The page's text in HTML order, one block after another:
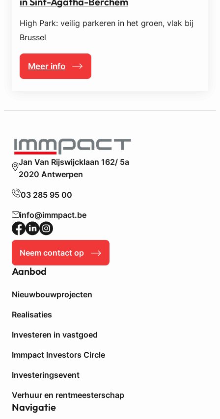
n
p
l
a
a
t
o
o
p
i
O
e
r
i
s
e
High Park: veilig parkeren in het groen, vlak bij
Brussel
Meer info
:
P
k
s
e
n
m
o
t
o
s
a
a
n
l
a
s
e
n
t
k
o
Jan Van Rijswijcklaan 162/ 5a
2020 Antwerpen
03 285 95 00
info@immpact.be
Neem contact op
Aanbod
Nieuwbouwprojecten
Realisaties
Investeren in vastgoed
Immpact Investors Circle
Investeringsevent
Verhuur en rentmeesterschap
Navigatie